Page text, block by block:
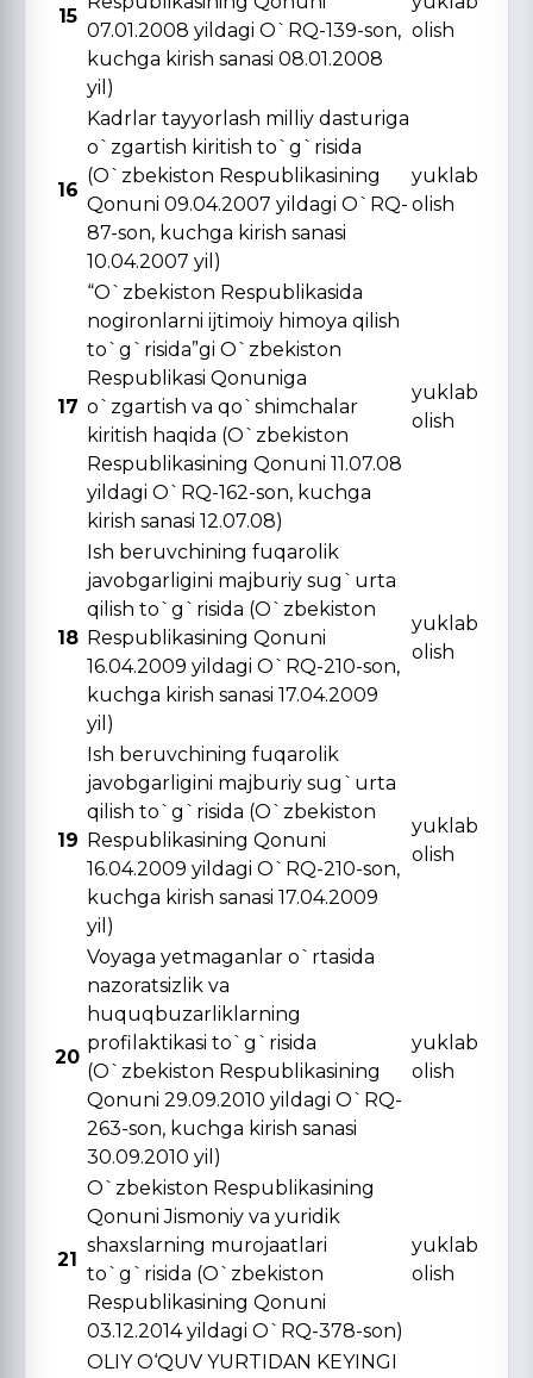
15
07.01.2008 yildagi O`RQ-139-son,
kuchga kirish sanasi 08.01.2008
yil)
olish
16
Kadrlar tayyorlash milliy dasturiga
o`zgartish kiritish to`g`risida
(O`zbekiston Respublikasining
Qonuni 09.04.2007 yildagi O`RQ-
87-son, kuchga kirish sanasi
10.04.2007 yil)
yuklab
olish
17
“O`zbekiston Respublikasida
nogironlarni ijtimoiy himoya qilish
to`g`risida”gi O`zbekiston
Respublikasi Qonuniga
o`zgartish va qo`shimchalar
kiritish haqida (O`zbekiston
Respublikasining Qonuni 11.07.08
yildagi O`RQ-162-son, kuchga
kirish sanasi 12.07.08)
yuklab
olish
18
Ish beruvchining fuqarolik
javobgarligini majburiy sug`urta
qilish to`g`risida (O`zbekiston
Respublikasining Qonuni
16.04.2009 yildagi O`RQ-210-son,
kuchga kirish sanasi 17.04.2009
yil)
yuklab
olish
19
Ish beruvchining fuqarolik
javobgarligini majburiy sug`urta
qilish to`g`risida (O`zbekiston
Respublikasining Qonuni
16.04.2009 yildagi O`RQ-210-son,
kuchga kirish sanasi 17.04.2009
yil)
yuklab
olish
20
Voyaga yetmaganlar o`rtasida
nazoratsizlik va
huquqbuzarliklarning
profilaktikasi to`g`risida
(O`zbekiston Respublikasining
Qonuni 29.09.2010 yildagi O`RQ-
263-son, kuchga kirish sanasi
30.09.2010 yil)
yuklab
olish
21
O`zbekiston Respublikasining
Qonuni Jismoniy va yuridik
shaxslarning murojaatlari
to`g`risida (O`zbekiston
Respublikasining Qonuni
03.12.2014 yildagi O`RQ-378-son)
yuklab
olish
OLIY O‘QUV YURTIDAN KЕYINGI